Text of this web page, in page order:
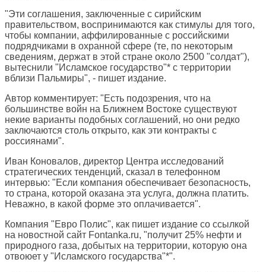
"Эти соглашения, заключенные с сирийским
правительством, воспринимаются как стимулы для того,
чтобы компании, аффилированные с российскими
подрядчиками в охранной сфере (те, по некоторым
сведениям, держат в этой стране около 2500 "солдат"),
вытеснили "Исламское государство"* с территории
вблизи Пальмиры", - пишет издание.
Автор комментирует: "Есть подозрения, что на
большинстве войн на Ближнем Востоке существуют
некие варианты подобных соглашений, но они редко
заключаются столь открыто, как эти контракты с
россиянами".
Иван Коновалов, директор Центра исследований
стратегических тенденций, сказал в телефонном
интервью: "Если компания обеспечивает безопасность,
то страна, которой оказана эта услуга, должна платить.
Неважно, в какой форме это оплачивается".
Компания "Евро Полис", как пишет издание со ссылкой
на новостной сайт Fontanka.ru, "получит 25% нефти и
природного газа, добытых на территории, которую она
отвоюет у "Исламского государства"*".